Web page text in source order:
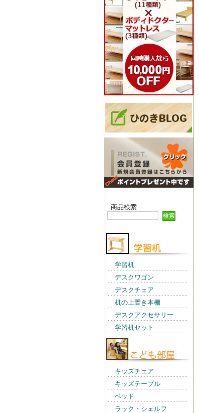
商品検索
学習机
デスクワゴン
デスクチェア
机の上置き本棚
デスクアクセサリー
学習机セット
キッズチェア
キッズテーブル
ベッド
ラック・シェルフ